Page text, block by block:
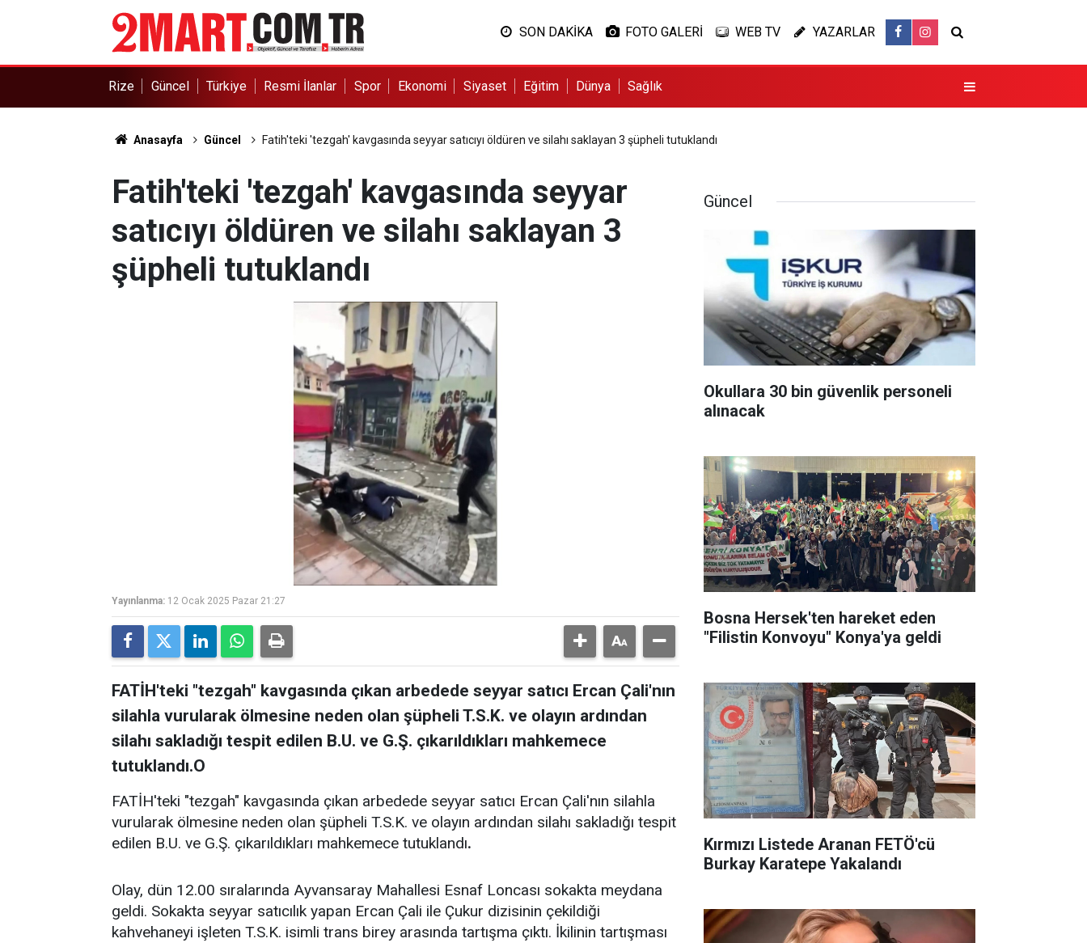
SON DAKİKA FOTO GALERİ WEB TV YAZARLAR
Rize Güncel Türkiye Resmi İlanlar Spor Ekonomi Siyaset Eğitim Dünya Sağlık
Anasayfa Güncel Fatih'teki 'tezgah' kavgasında seyyar satıcıyı öldüren ve silahı saklayan 3 şüpheli tutuklandı
Fatih'teki 'tezgah' kavgasında seyyar
satıcıyı öldüren ve silahı saklayan 3
şüpheli tutuklandı
Yayınlanma: 12 Ocak 2025 Pazar 21:27
FATİH'teki "tezgah" kavgasında çıkan arbedede seyyar satıcı Ercan Çali'nın
silahla vurularak ölmesine neden olan şüpheli T.S.K. ve olayın ardından
silahı sakladığı tespit edilen B.U. ve G.Ş. çıkarıldıkları mahkemece
tutuklandı.O
FATİH'teki "tezgah" kavgasında çıkan arbedede seyyar satıcı Ercan Çali'nın silahla
vurularak ölmesine neden olan şüpheli T.S.K. ve olayın ardından silahı sakladığı tespit
edilen B.U. ve G.Ş. çıkarıldıkları mahkemece tutuklandı.
Olay, dün 12.00 sıralarında Ayvansaray Mahallesi Esnaf Loncası sokakta meydana
geldi. Sokakta seyyar satıcılık yapan Ercan Çali ile Çukur dizisinin çekildiği
kahvehaneyi işleten T.S.K. isimli trans birey arasında tartışma çıktı. İkilinin tartışması
Güncel
Okullara 30 bin güvenlik personeli
alınacak
Bosna Hersek'ten hareket eden
"Filistin Konvoyu" Konya'ya geldi
Kırmızı Listede Aranan FETÖ'cü
Burkay Karatepe Yakalandı